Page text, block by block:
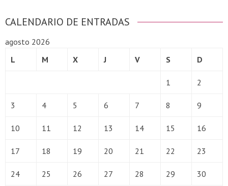
CALENDARIO DE ENTRADAS
agosto 2026
L
M X J V S D
1 2
3 4 5 6 7 8 9
10 11 12 13 14 15 16
17 18 19 20 21 22 23
24 25 26 27 28 29 30